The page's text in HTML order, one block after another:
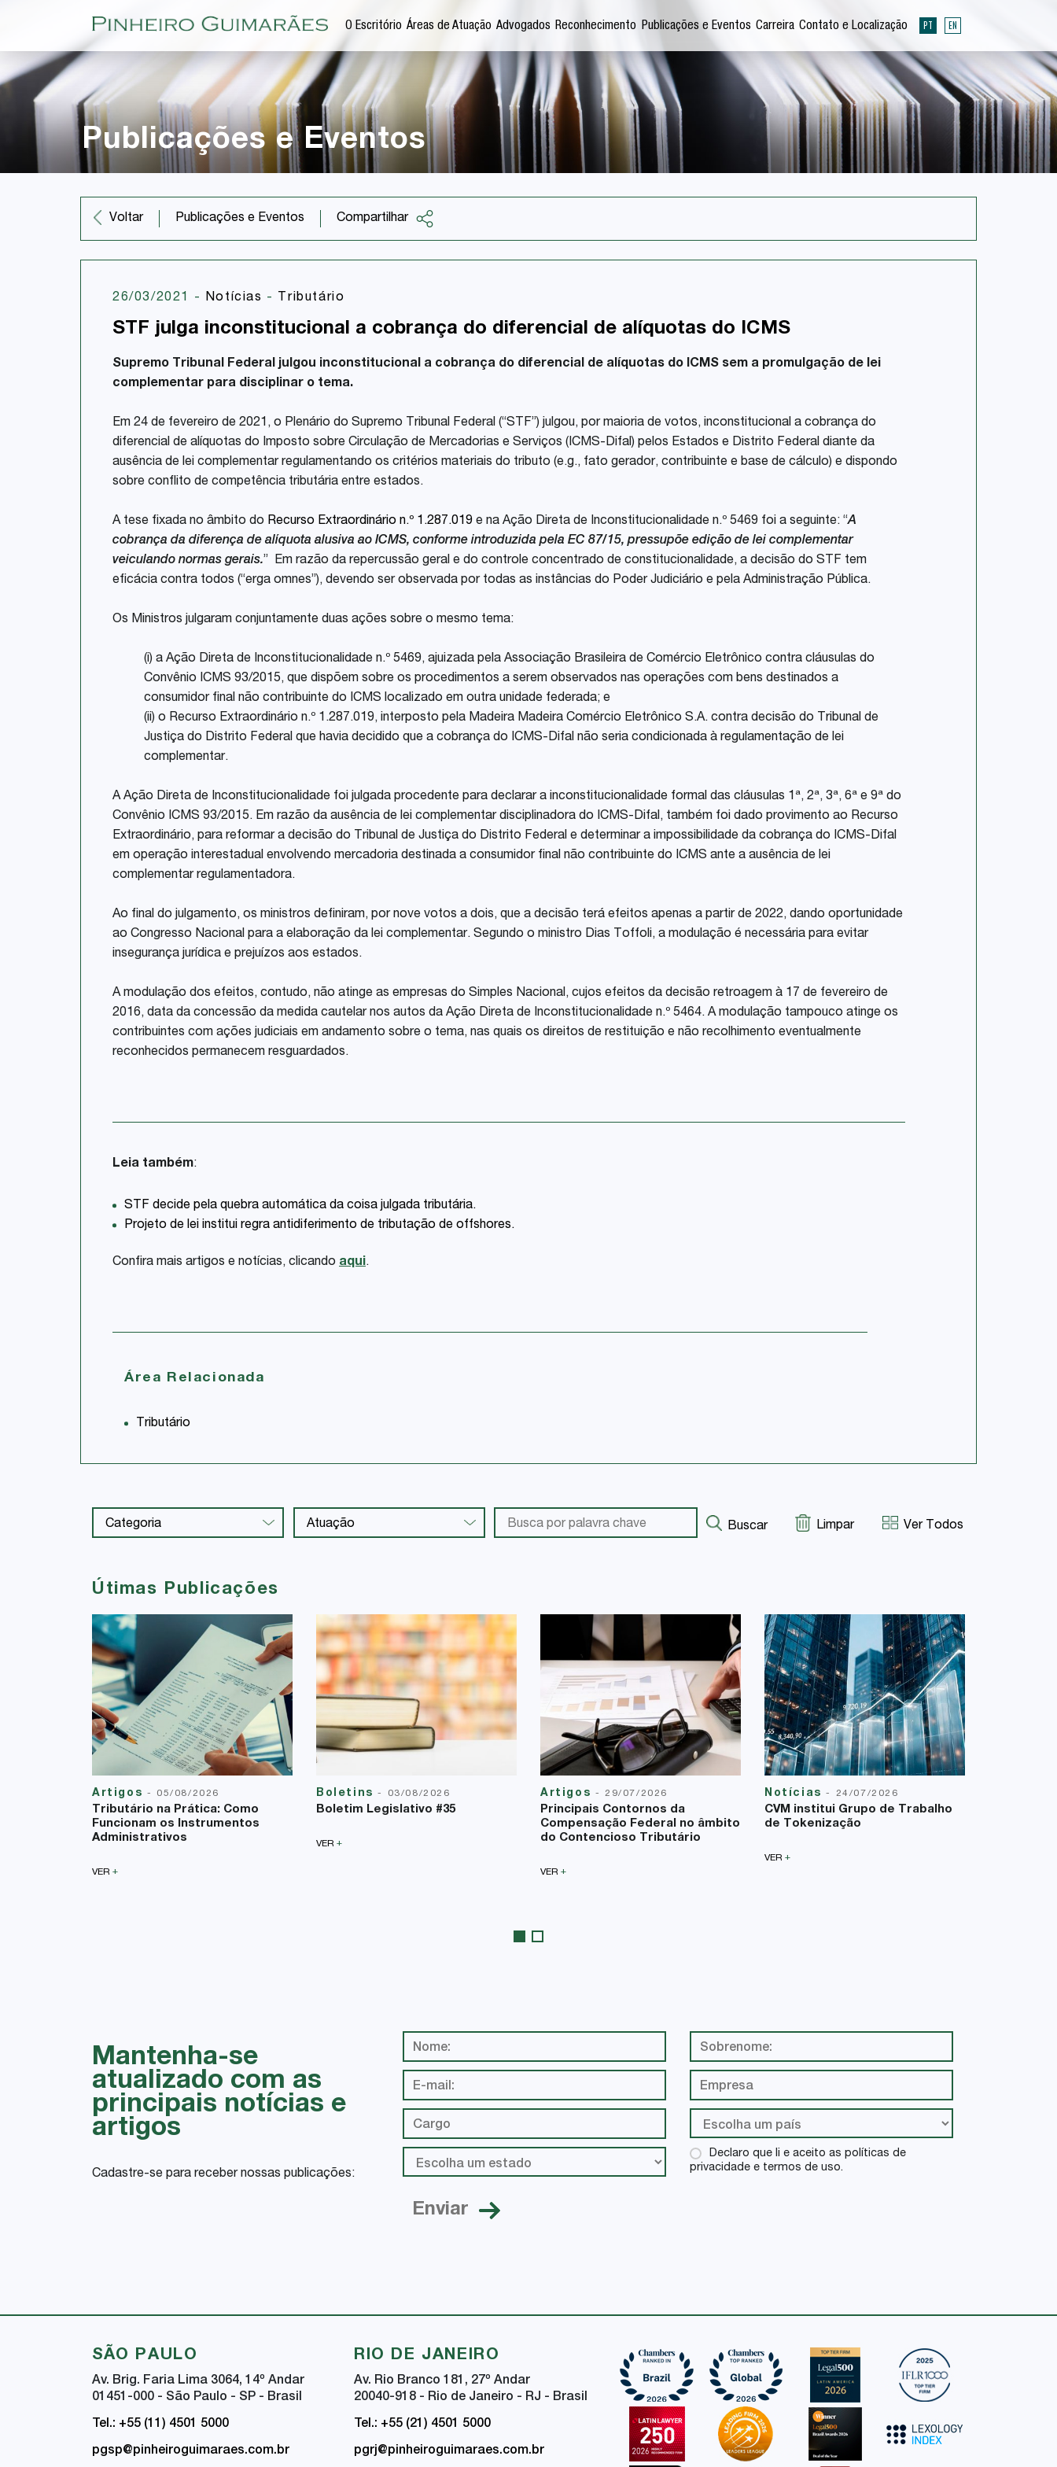
O Escritório Áreas de Atuação Advogados Reconhecimento Publicações e Eventos Carreira Contato e Localização PT EN
Publicações e Eventos
Voltar Publicações e Eventos Compartilhar
Share
26/03/2021 - Notícias - Tributário
STF julga inconstitucional a cobrança do diferencial de alíquotas do ICMS
Supremo Tribunal Federal julgou inconstitucional a cobrança do diferencial de alíquotas do ICMS sem a promulgação de lei
complementar para disciplinar o tema.
Em 24 de fevereiro de 2021, o Plenário do Supremo Tribunal Federal (“STF”) julgou, por maioria de votos, inconstitucional a cobrança do
diferencial de alíquotas do Imposto sobre Circulação de Mercadorias e Serviços (ICMS-Difal) pelos Estados e Distrito Federal diante da
ausência de lei complementar regulamentando os critérios materiais do tributo (e.g., fato gerador, contribuinte e base de cálculo) e dispondo
sobre conflito de competência tributária entre estados.
A tese fixada no âmbito do Recurso Extraordinário n.º 1.287.019 e na Ação Direta de Inconstitucionalidade n.º 5469 foi a seguinte: “A
cobrança da diferença de alíquota alusiva ao ICMS, conforme introduzida pela EC 87/15, pressupõe edição de lei complementar
veiculando normas gerais.” Em razão da repercussão geral e do controle concentrado de constitucionalidade, a decisão do STF tem
eficácia contra todos (“erga omnes”), devendo ser observada por todas as instâncias do Poder Judiciário e pela Administração Pública.
Os Ministros julgaram conjuntamente duas ações sobre o mesmo tema:
(i) a Ação Direta de Inconstitucionalidade n.º 5469, ajuizada pela Associação Brasileira de Comércio Eletrônico contra cláusulas do
Convênio ICMS 93/2015, que dispõem sobre os procedimentos a serem observados nas operações com bens destinados a
consumidor final não contribuinte do ICMS localizado em outra unidade federada; e
(ii) o Recurso Extraordinário n.º 1.287.019, interposto pela Madeira Madeira Comércio Eletrônico S.A. contra decisão do Tribunal de
Justiça do Distrito Federal que havia decidido que a cobrança do ICMS-Difal não seria condicionada à regulamentação de lei
complementar.
A Ação Direta de Inconstitucionalidade foi julgada procedente para declarar a inconstitucionalidade formal das cláusulas 1ª, 2ª, 3ª, 6ª e 9ª do
Convênio ICMS 93/2015. Em razão da ausência de lei complementar disciplinadora do ICMS-Difal, também foi dado provimento ao Recurso
Extraordinário, para reformar a decisão do Tribunal de Justiça do Distrito Federal e determinar a impossibilidade da cobrança do ICMS-Difal
em operação interestadual envolvendo mercadoria destinada a consumidor final não contribuinte do ICMS ante a ausência de lei
complementar regulamentadora.
Ao final do julgamento, os ministros definiram, por nove votos a dois, que a decisão terá efeitos apenas a partir de 2022, dando oportunidade
ao Congresso Nacional para a elaboração da lei complementar. Segundo o ministro Dias Toffoli, a modulação é necessária para evitar
insegurança jurídica e prejuízos aos estados.
A modulação dos efeitos, contudo, não atinge as empresas do Simples Nacional, cujos efeitos da decisão retroagem à 17 de fevereiro de
2016, data da concessão da medida cautelar nos autos da Ação Direta de Inconstitucionalidade n.º 5464. A modulação tampouco atinge os
contribuintes com ações judiciais em andamento sobre o tema, nas quais os direitos de restituição e não recolhimento eventualmente
reconhecidos permanecem resguardados.
Leia também:
STF decide pela quebra automática da coisa julgada tributária.
Projeto de lei institui regra antidiferimento de tributação de offshores.
Confira mais artigos e notícias, clicando aqui.
Área Relacionada
Tributário
Buscar Limpar Ver Todos
Útimas Publicações
Artigos - 05/08/2026
Tributário na Prática: Como
Funcionam os Instrumentos
Administrativos
VER +
Boletins- 03/08/2026
Boletim Legislativo #35
VER +
Artigos - 29/07/2026
Principais Contornos da
Compensação Federal no âmbito
do Contencioso Tributário
VER +
Notícias- 24/07/2026
CVM institui Grupo de Trabalho
de Tokenização
VER +
Mantenha-se
atualizado com as
principais notícias e
artigos
Cadastre-se para receber nossas publicações:
Declaro que li e aceito as políticas de
privacidade e termos de uso.
SÃO PAULO
Av. Brig. Faria Lima 3064, 14º Andar
01451-000 - São Paulo - SP - Brasil
Tel.: +55 (11) 4501 5000
pgsp@pinheiroguimaraes.com.br
RIO DE JANEIRO
Av. Rio Branco 181, 27º Andar
20040-918 - Rio de Janeiro - RJ - Brasil
Tel.: +55 (21) 4501 5000
pgrj@pinheiroguimaraes.com.br